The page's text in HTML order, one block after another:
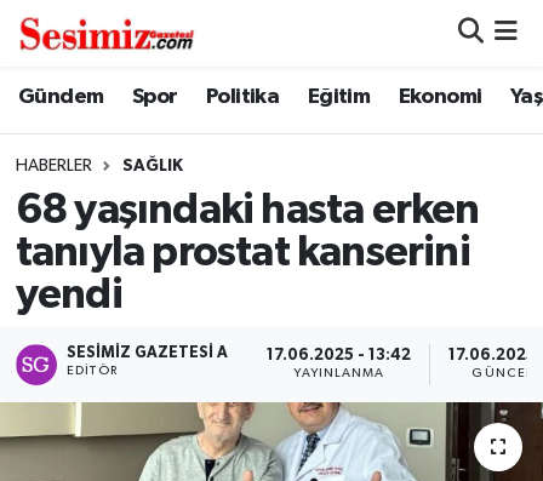
Gündem Spor Politika Eğitim Ekonomi
HABERLER SAĞLIK
68 yaşındaki hasta erken
tanıyla prostat kanserini
yendi
SESIMIZ GAZETESI A
EDITÖR
17.06.2025 - 13:42
YAYINLANMA
17.06.2025
Dünya
Ekonomi
Genel
Gündem
Magazin
Nöbetçi Eczaneler
Hava Durumu
Namaz Vakitleri
Trafik Durumu
Süper Lig Puan Durumu ve Fikstür
Tüm Manşetler
Son Dakika Haberleri